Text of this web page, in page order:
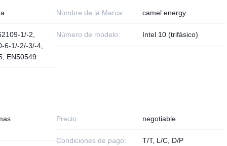
Nombre de la Marca: camel energy
1/-2,
6-1/-2/-3/-4,
EN50549
Número de modelo: Intel 10 (trifásico)
Precio: negotiable
Condiciones de pago: T/T, L/C, D/P